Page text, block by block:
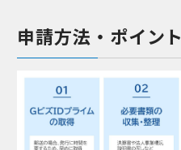
申請方法・ポイント